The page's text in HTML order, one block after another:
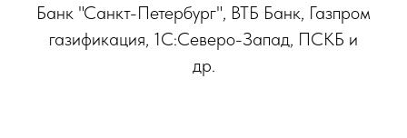
Банк "Санкт-Петербург", ВТБ Банк, Газпром
газификация, 1С:Северо-Запад, ПСКБ и
др.